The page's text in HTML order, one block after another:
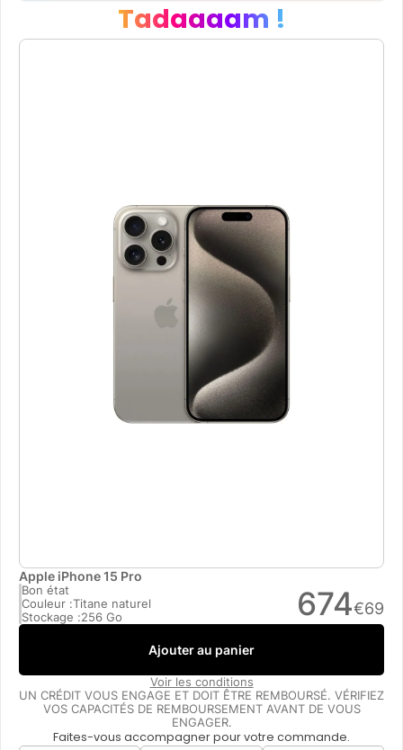
Tadaaaam !
Apple iPhone 15 Pro
Bon état
Couleur :Titane naturel
Stockage :256 Go 674€69
Ajouter au panier
Voir les conditions
UN CRÉDIT VOUS ENGAGE ET DOIT ÊTRE REMBOURSÉ. VÉRIFIEZ
VOS CAPACITÉS DE REMBOURSEMENT AVANT DE VOUS
ENGAGER.
Faites-vous accompagner pour votre commande.